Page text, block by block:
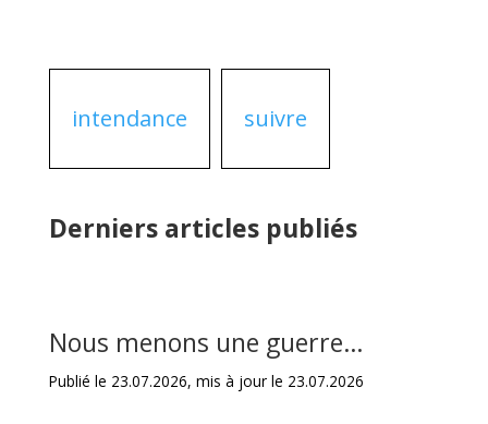
intendance suivre
Derniers articles publiés
Nous menons une guerre…
Publié le 23.07.2026, mis à jour le 23.07.2026